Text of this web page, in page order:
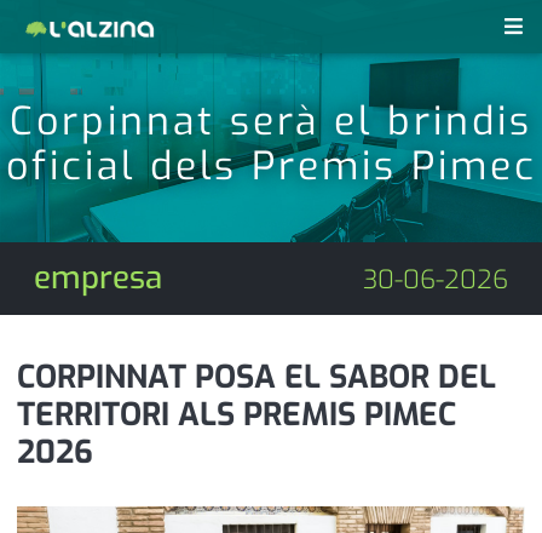
últimes notícies
agenda
empresa
esports
revistes pdf
anunciants
contacte
telèfons
Corpinnat serà el brindis
oficial dels Premis Pimec
empresa 30-06-2026
CORPINNAT POSA EL SABOR DEL
TERRITORI ALS PREMIS PIMEC
2026